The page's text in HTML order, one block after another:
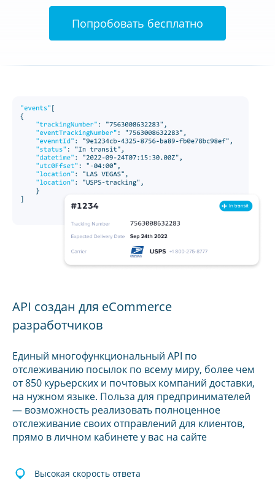
Попробовать бесплатно
API создан для eCommerce
разработчиков
Единый многофункциональный API по
отслеживанию посылок по всему миру, более чем
от 850 курьерских и почтовых компаний доставки,
на нужном языке. Польза для предпринимателей
— возможность реализовать полноценное
отслеживание своих отправлений для клиентов,
прямо в личном кабинете у вас на сайте
Высокая скорость ответа